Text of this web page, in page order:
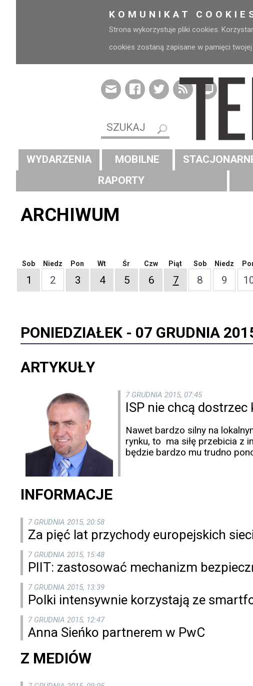
KOMUNIKAT
Strona wykorzystuje pliki cookies.
cookies zostaną zapisane w pamięci twojej
WYDARZENIA MOBILNE
RAPORTY
ARCHIWUM
Sob
1
Niedz
2
Pon
3
Wt
4
Śr
5
Czw
6
Piąt
7
Sob
8
Niedz
9
PONIEDZIAŁEK - 07 GRUDNIA
ARTYKUŁY
7 GRUDNIA 2015, 07:45
ISP nie chcą
Nawet bardzo silny na
rynku, to ma siłę przebicia z
będzie bardzo mu trudno
INFORMACJE
7 GRUDNIA 2015, 20:58
Za pięć lat przychody europejskich
7 GRUDNIA 2015, 15:48
PIIT: zastosować mechanizm
7 GRUDNIA 2015, 13:39
Polki intensywnie korzystają ze
7 GRUDNIA 2015, 12:47
Anna Sieńko partnerem w PwC
Z MEDIÓW